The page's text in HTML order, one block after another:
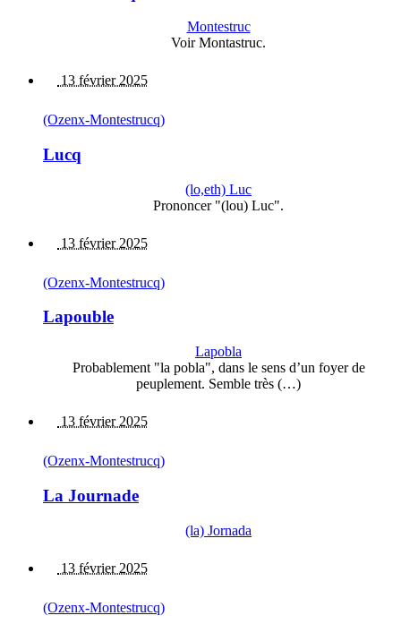
Montestruc
Voir Montastruc.
13 février 2025
(Ozenx-Montestrucq)
Lucq
(lo,eth) Luc
Prononcer "(lou) Luc".
13 février 2025
(Ozenx-Montestrucq)
Lapouble
Lapobla
Probablement "la pobla", dans le sens d’un foyer de
peuplement. Semble très (…)
13 février 2025
(Ozenx-Montestrucq)
La Journade
(la) Jornada
13 février 2025
(Ozenx-Montestrucq)